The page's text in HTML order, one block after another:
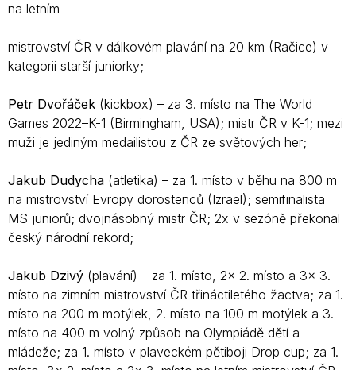
na letním
mistrovství ČR v dálkovém plavání na 20 km (Račice) v
kategorii starší juniorky;
Petr Dvořáček (kickbox) – za 3. místo na The World
Games 2022–K-1 (Birmingham, USA); mistr ČR v K-1; mezi
muži je jediným medailistou z ČR ze světových her;
Jakub Dudycha (atletika) – za 1. místo v běhu na 800 m
na mistrovství Evropy dorostenců (Izrael); semifinalista
MS juniorů; dvojnásobný mistr ČR; 2x v sezóně překonal
český národní rekord;
Jakub Dzivý (plavání) – za 1. místo, 2x 2. místo a 3x 3.
místo na zimním mistrovství ČR třináctiletého žactva; za 1.
místo na 200 m motýlek, 2. místo na 100 m motýlek a 3.
místo na 400 m volný způsob na Olympiádě dětí a
mládeže; za 1. místo v plaveckém pětiboji Drop cup; za 1.